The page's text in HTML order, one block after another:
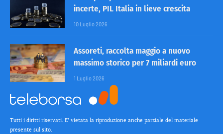
incerte, PIL Italia in lieve crescita
10 Luglio 2026
Assoreti, raccolta maggio a nuovo
massimo storico per 7 miliardi euro
1 Luglio 2026
Tutti i diritti riservati. E’ vietata la riproduzione anche parziale del materiale
presente sul sito.